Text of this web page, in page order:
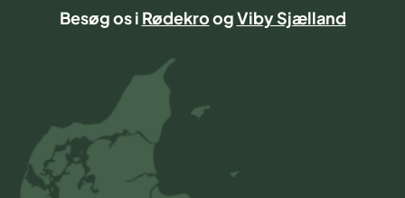
Besøg os i RødekroogViby Sjælland